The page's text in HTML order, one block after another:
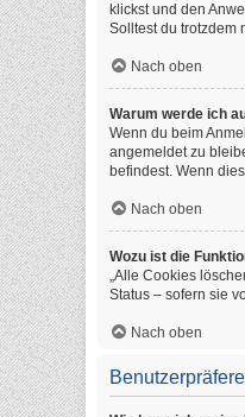
klickst und den
Solltest du trotzdem
Nach oben
Warum werde ich
Wenn du beim
angemeldet zu
befindest. Wenn
Nach oben
Wozu ist die
„Alle Cookies
Status – sofern sie
Nach oben